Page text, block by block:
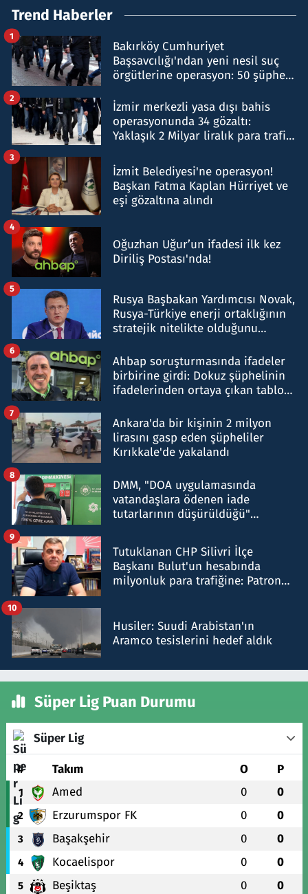
Trend Haberler
Bakırköy Cumhuriyet
Başsavcılığı'ndan yeni nesil suç
örgütlerine operasyon: 50 şüpheli
1
İzmir merkezli yasa dışı bahis
operasyonunda 34 gözaltı:
Yaklaşık 2 Milyar liralık para trafiği
2
İzmit Belediyesi'ne operasyon!
Başkan Fatma Kaplan Hürriyet ve
eşi gözaltına alındı
3
Oğuzhan Uğur’un ifadesi ilk kez
Diriliş Postası'nda!
4
Rusya Başbakan Yardımcısı Novak,
Rusya-Türkiye enerji ortaklığının
stratejik nitelikte olduğunu
5
Ahbap soruşturmasında ifadeler
birbirine girdi: Dokuz şüphelinin
ifadelerinden ortaya çıkan tablo
6
Ankara'da bir kişinin 2 milyon
lirasını gasp eden şüpheliler
Kırıkkale'de yakalandı
7
DMM, "DOA uygulamasında
vatandaşlara ödenen iade
tutarlarının düşürüldüğü"
8
Tutuklanan CHP Silivri İlçe
Başkanı Bulut'un hesabında
milyonluk para trafiğine: Patron
9
Husiler: Suudi Arabistan'ın
Aramco tesislerini hedef aldık
10
Süper Lig Puan Durumu
Süper Lig
# Takım O P
1 Amed 0 0
2 Erzurumspor FK 0 0
3 Başakşehir 0 0
4 Kocaelispor 0 0
5 Beşiktaş 0 0